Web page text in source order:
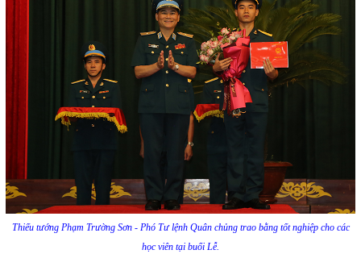
Thiếu tướng Phạm Trường Sơn - Phó Tư lệnh Quân chủng trao bằng tốt nghiệp cho các
học viên tại buổi Lễ.